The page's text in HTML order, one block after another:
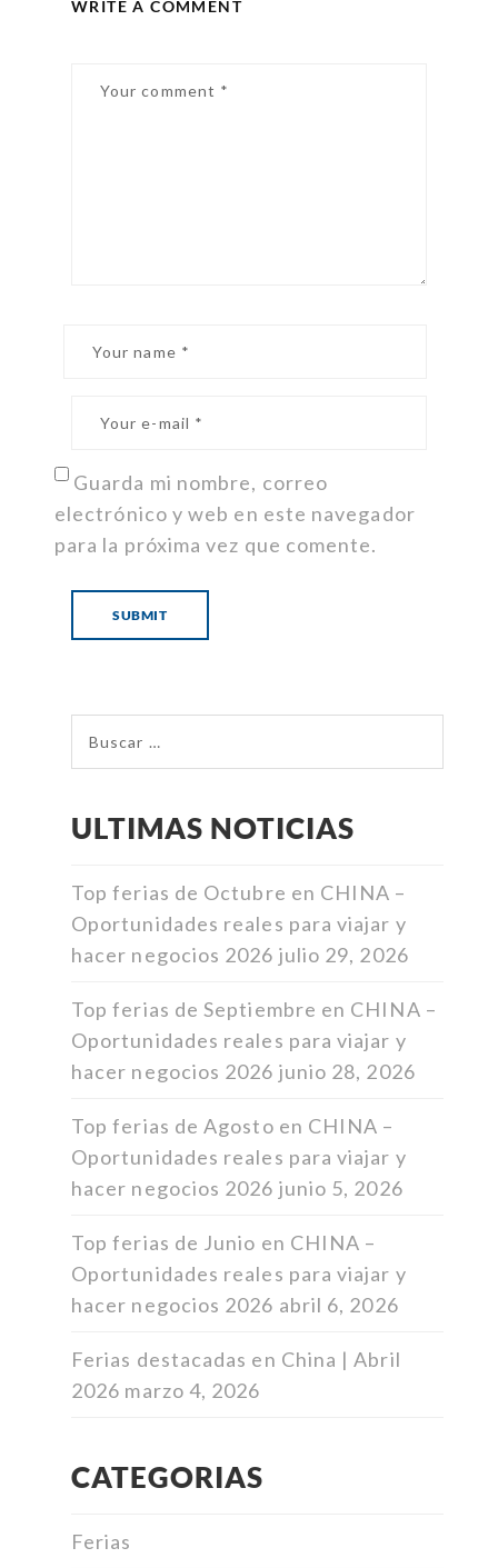
WRITE A COMMENT
Guarda mi nombre, correo
electrónico y web en este navegador
para la próxima vez que comente.
ULTIMAS NOTICIAS
Top ferias de Octubre en CHINA –
Oportunidades reales para viajar y
hacer negocios 2026 julio 29, 2026
Top ferias de Septiembre en CHINA –
Oportunidades reales para viajar y
hacer negocios 2026 junio 28, 2026
Top ferias de Agosto en CHINA –
Oportunidades reales para viajar y
hacer negocios 2026 junio 5, 2026
Top ferias de Junio en CHINA –
Oportunidades reales para viajar y
hacer negocios 2026 abril 6, 2026
Ferias destacadas en China | Abril
2026 marzo 4, 2026
CATEGORIAS
Ferias